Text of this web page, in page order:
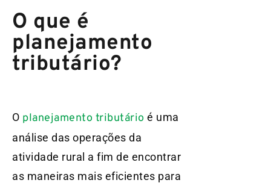
O que é
planejamento
tributário?
O planejamento tributário é uma
análise das operações da
atividade rural a fim de encontrar
as maneiras mais eficientes para